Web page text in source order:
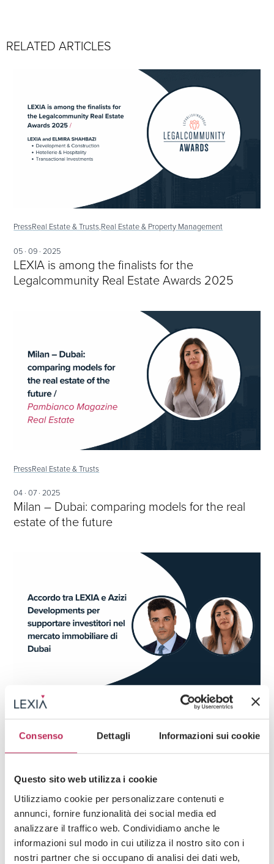
Consenso Dettagli Informazioni sui cookie
Questo sito web utilizza i cookie
Utilizziamo cookie per personalizzare contenuti e
annunci, fornire funzionalità dei social media ed
analizzare il traffico web. Condividiamo anche le
informazioni sul modo in cui utilizza il nostro sito con i
nostri partner che si occupano di analisi dei dati web,
Iscriviti alla newsletter
RELATED ARTICLES
PressReal Estate & Trusts,Real Estate & Property Management
05 · 09 · 2025
LEXIA is among the finalists for the
Legalcommunity Real Estate Awards 2025
PressReal Estate & Trusts
04 · 07 · 2025
Milan – Dubai: comparing models for the real
estate of the future
PressReal Estate & Trusts,
04 · 06 · 2025
Dubai real estate market
See all +